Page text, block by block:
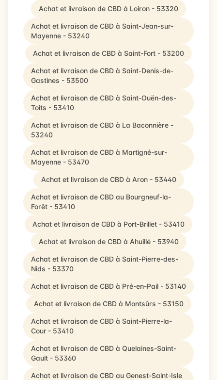
Achat et livraison de CBD à Loiron - 53320
Achat et livraison de CBD à Saint-Jean-sur-
Mayenne - 53240
Achat et livraison de CBD à Saint-Fort - 53200
Achat et livraison de CBD à Saint-Denis-de-
Gastines - 53500
Achat et livraison de CBD à Saint-Ouën-des-
Toits - 53410
Achat et livraison de CBD à La Baconnière -
53240
Achat et livraison de CBD à Martigné-sur-
Mayenne - 53470
Achat et livraison de CBD à Aron - 53440
Achat et livraison de CBD au Bourgneuf-la-
Forêt - 53410
Achat et livraison de CBD à Port-Brillet - 53410
Achat et livraison de CBD à Ahuillé - 53940
Achat et livraison de CBD à Saint-Pierre-des-
Nids - 53370
Achat et livraison de CBD à Pré-en-Pail - 53140
Achat et livraison de CBD à Montsûrs - 53150
Achat et livraison de CBD à Saint-Pierre-la-
Cour - 53410
Achat et livraison de CBD à Quelaines-Saint-
Gault - 53360
Achat et livraison de CBD au Genest-Saint-Isle